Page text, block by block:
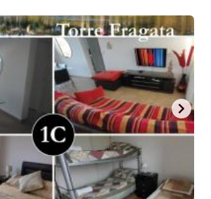
question
mark
key
to
get
the
keyboard
shortcuts
for